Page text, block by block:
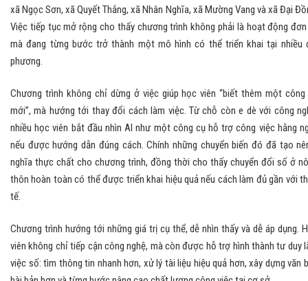
xã Ngọc Sơn, xã Quyết Thắng, xã Nhân Nghĩa, xã Mường Vang và xã Đại
Việc tiếp tục mở rộng cho thấy chương trình không phải là hoạt động
mà đang từng bước trở thành một mô hình có thể triển khai tại nhiều
phương.
Chương trình không chỉ dừng ở việc giúp học viên “biết thêm một công
mới”, mà hướng tới thay đổi cách làm việc. Từ chỗ còn e dè với công
nhiều học viên bắt đầu nhìn AI như một công cụ hỗ trợ công việc hằng
nếu được hướng dẫn đúng cách. Chính những chuyển biến đó đã tạo
nghĩa thực chất cho chương trình, đồng thời cho thấy chuyển đổi số ở
thôn hoàn toàn có thể được triển khai hiệu quả nếu cách làm đủ gần với
tế.
Chương trình hướng tới những giá trị cụ thể, dễ nhìn thấy và dễ áp dụng.
viên không chỉ tiếp cận công nghệ, mà còn được hỗ trợ hình thành tư duy
việc số: tìm thông tin nhanh hơn, xử lý tài liệu hiệu quả hơn, xây dựng văn